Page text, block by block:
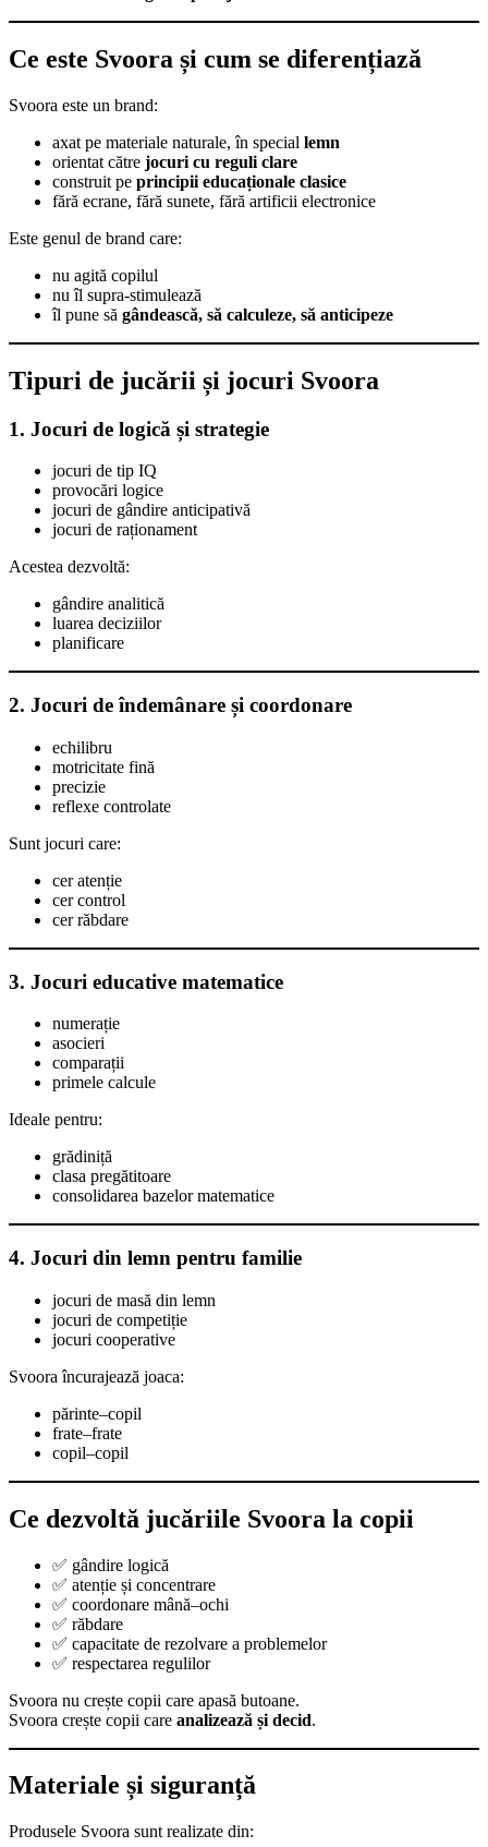
Ce este Svoora și cum se diferențiază
Svoora este un brand:
axat pe materiale naturale, în special lemn
orientat către jocuri cu reguli clare
construit pe principii educaționale clasice
fără ecrane, fără sunete, fără artificii electronice
Este genul de brand care:
nu agită copilul
nu îl supra-stimulează
îl pune să gândească, să calculeze, să anticipeze
Tipuri de jucării și jocuri Svoora
1. Jocuri de logică și strategie
jocuri de tip IQ
provocări logice
jocuri de gândire anticipativă
jocuri de raționament
Acestea dezvoltă:
gândire analitică
luarea deciziilor
planificare
2. Jocuri de îndemânare și coordonare
echilibru
motricitate fină
precizie
reflexe controlate
Sunt jocuri care:
cer atenție
cer control
cer răbdare
3. Jocuri educative matematice
numerație
asocieri
comparații
primele calcule
Ideale pentru:
grădiniță
clasa pregătitoare
consolidarea bazelor matematice
4. Jocuri din lemn pentru familie
jocuri de masă din lemn
jocuri de competiție
jocuri cooperative
Svoora încurajează joaca:
părinte–copil
frate–frate
copil–copil
Ce dezvoltă jucăriile Svoora la copii
✅ gândire logică
✅ atenție și concentrare
✅ coordonare mână–ochi
✅ răbdare
✅ capacitate de rezolvare a problemelor
✅ respectarea regulilor
Svoora nu crește copii care apasă butoane.
Svoora crește copii care analizează și decid.
Materiale și siguranță
Produsele Svoora sunt realizate din: